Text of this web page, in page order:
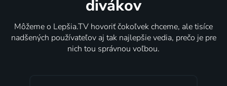
divákov
Môžeme o Lepšia.TV hovoriť čokoľvek chceme, ale tisíce
nadšených používateľov aj tak najlepšie vedia, prečo je pre
nich tou správnou voľbou.